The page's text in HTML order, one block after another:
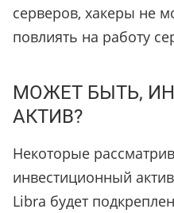
серверов, хакеры не
повлиять на работу
МОЖЕТ БЫТЬ,
АКТИВ?
Некоторые
инвестиционный
Libra будет